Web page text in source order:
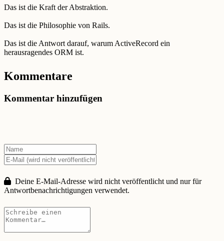
Das ist die Kraft der Abstraktion.
Das ist die Philosophie von Rails.
Das ist die Antwort darauf, warum ActiveRecord ein
herausragendes ORM ist.
Kommentare
Kommentar hinzufügen
Deine E-Mail-Adresse wird nicht veröffentlicht und nur für
Antwortbenachrichtigungen verwendet.